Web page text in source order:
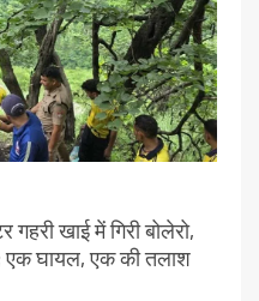
गहरी खाई में गिरी बोलेरो,
एक घायल, एक की तलाश